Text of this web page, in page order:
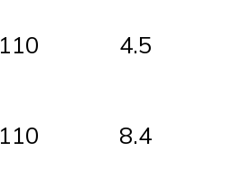
110 4.5
110 8.4